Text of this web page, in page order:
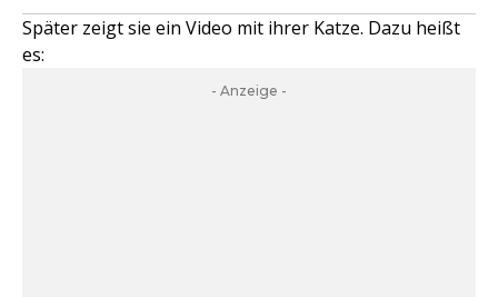
Später zeigt sie ein Video mit ihrer Katze. Dazu heißt
es:
- Anzeige -